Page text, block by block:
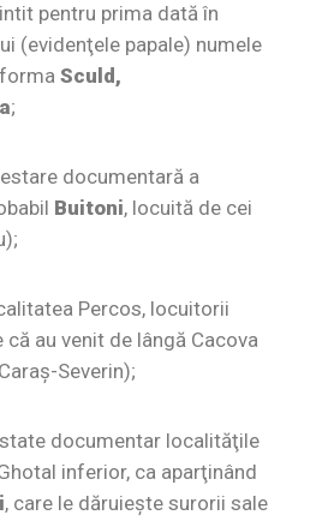
pentru prima dată în
(evidenţele papale) numele
Sculd,
;
documentară a
Buitoni, locuită de cei
Percos, locuitorii
că au venit de lângă Cacova
Severin);
documentar localităţile
inferior, ca aparţinând
, care le dăruieşte surorii sale